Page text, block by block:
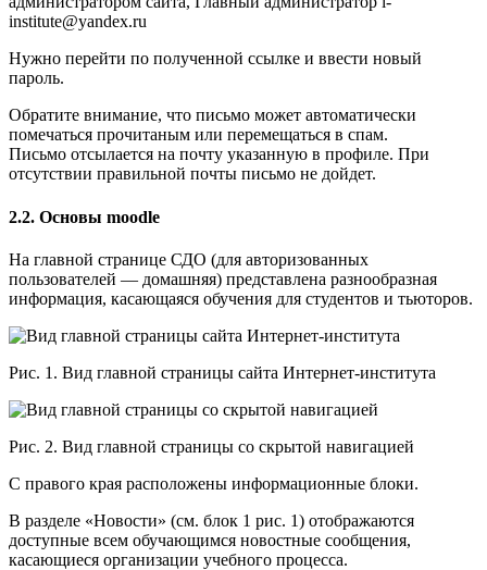
institute@yandex.ru
Нужно перейти по полученной ссылке и ввести новый
пароль.
Обратите внимание, что письмо может автоматически
помечаться прочитаным или перемещаться в спам.
Письмо отсылается на почту указанную в профиле. При
отсутствии правильной почты письмо не дойдет.
2.2. Основы moodle
На главной странице СДО (для авторизованных
пользователей — домашняя) представлена разнообразная
информация, касающаяся обучения для студентов и тьюторов.
Рис. 1. Вид главной страницы сайта Интернет-института
Рис. 2. Вид главной страницы со скрытой навигацией
С правого края расположены информационные блоки.
В разделе «Новости» (см. блок 1 рис. 1) отображаются
доступные всем обучающимся новостные сообщения,
касающиеся организации учебного процесса.